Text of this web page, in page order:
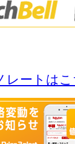
レートは